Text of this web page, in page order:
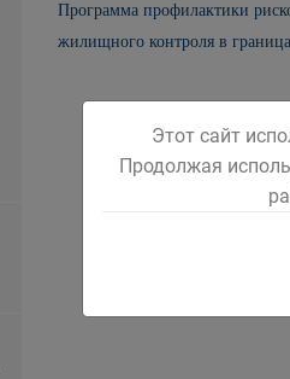
Программа профилактики
жилищного контроля в
Этот сайт
Продолжая